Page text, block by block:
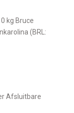
(BRL: